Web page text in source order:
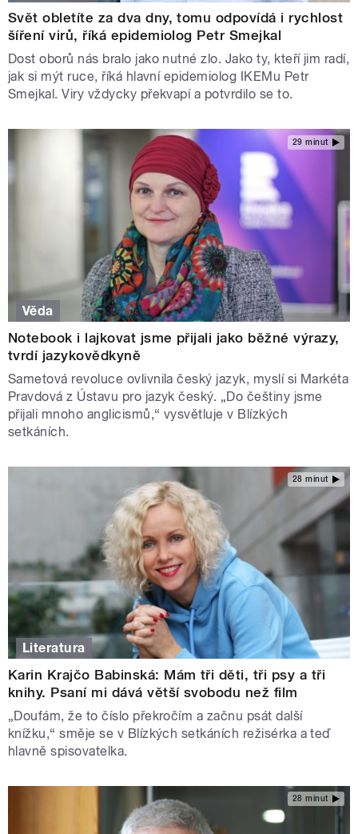
Svět obletíte za dva dny, tomu odpovídá i rychlost
šíření virů, říká epidemiolog Petr Smejkal
Dost oborů nás bralo jako nutné zlo. Jako ty, kteří jim radí,
jak si mýt ruce, říká hlavní epidemiolog IKEMu Petr
Smejkal. Viry vždycky překvapí a potvrdilo se to.
29 minut
Věda
Notebook i lajkovat jsme přijali jako běžné výrazy,
tvrdí jazykovědkyně
Sametová revoluce ovlivnila český jazyk, myslí si Markéta
Pravdová z Ústavu pro jazyk český. „Do češtiny jsme
přijali mnoho anglicismů,“ vysvětluje v Blízkých
setkáních.
28 minut
Literatura
Karin Krajčo Babinská: Mám tři děti, tři psy a tři
knihy. Psaní mi dává větší svobodu než film
„Doufám, že to číslo překročím a začnu psát další
knížku,“ směje se v Blízkých setkáních režisérka a teď
hlavně spisovatelka.
28 minut